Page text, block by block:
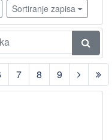
Sortiranje zapisa
7 8 9